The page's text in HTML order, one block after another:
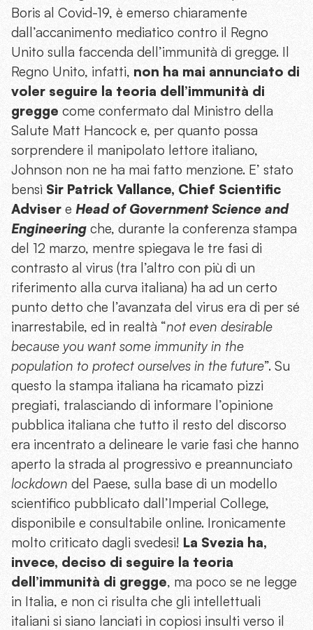
Boris al Covid-19, è emerso chiaramente
dall’accanimento mediatico contro il Regno
Unito sulla faccenda dell’immunità di gregge. Il
Regno Unito, infatti, non ha mai annunciato di
voler seguire la teoria dell’immunità di
gregge come confermato dal Ministro della
Salute Matt Hancock e, per quanto possa
sorprendere il manipolato lettore italiano,
Johnson non ne ha mai fatto menzione. E’ stato
bensì Sir Patrick Vallance, Chief Scientific
Adviser e Head of Government Science and
Engineering che, durante la conferenza stampa
del 12 marzo, mentre spiegava le tre fasi di
contrasto al virus (tra l’altro con più di un
riferimento alla curva italiana) ha ad un certo
punto detto che l’avanzata del virus era di per sé
inarrestabile, ed in realtà “not even desirable
because you want some immunity in the
population to protect ourselves in the future”. Su
questo la stampa italiana ha ricamato pizzi
pregiati, tralasciando di informare l’opinione
pubblica italiana che tutto il resto del discorso
era incentrato a delineare le varie fasi che hanno
aperto la strada al progressivo e preannunciato
lockdown del Paese, sulla base di un modello
scientifico pubblicato dall’Imperial College,
disponibile e consultabile online. Ironicamente
molto criticato dagli svedesi! La Svezia ha,
invece, deciso di seguire la teoria
dell’immunità di gregge, ma poco se ne legge
in Italia, e non ci risulta che gli intellettuali
italiani si siano lanciati in copiosi insulti verso il